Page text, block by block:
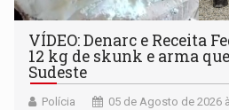
VÍDEO: Denarc e Receita
12 kg de skunk e arma
Sudeste
Polícia 05 de Agosto de 2026